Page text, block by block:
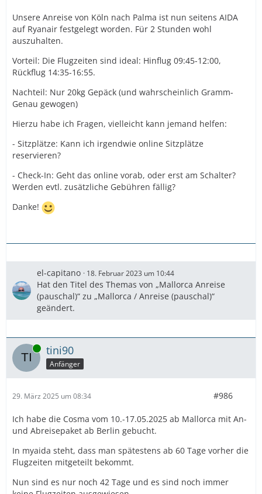
Unsere Anreise von Köln nach Palma ist nun seitens AIDA
auf Ryanair festgelegt worden. Für 2 Stunden wohl
auszuhalten.
Vorteil: Die Flugzeiten sind ideal: Hinflug 09:45-12:00,
Rückflug 14:35-16:55.
Nachteil: Nur 20kg Gepäck (und wahrscheinlich Gramm-
Genau gewogen)
Hierzu habe ich Fragen, vielleicht kann jemand helfen:
- Sitzplätze: Kann ich irgendwie online Sitzplätze
reservieren?
- Check-In: Geht das online vorab, oder erst am Schalter?
Werden evtl. zusätzliche Gebühren fällig?
Danke!
el-capitano 18. Februar 2023 um 10:44
Hat den Titel des Themas von „Mallorca Anreise
(pauschal)“ zu „Mallorca / Anreise (pauschal)“
geändert.
Online tini90
Anfänger
29. März 2025 um 08:34 #986
Ich habe die Cosma vom 10.-17.05.2025 ab Mallorca mit An-
und Abreisepaket ab Berlin gebucht.
In myaida steht, dass man spätestens ab 60 Tage vorher die
Flugzeiten mitgeteilt bekommt.
Nun sind es nur noch 42 Tage und es sind noch immer